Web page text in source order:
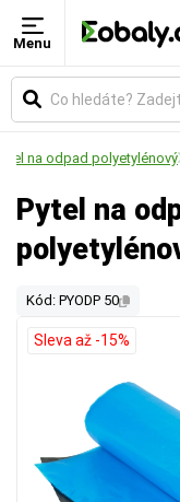
Menu
na odpad polyetylénový
Pytel na
Kód: PYODP 50
Sleva až -15%